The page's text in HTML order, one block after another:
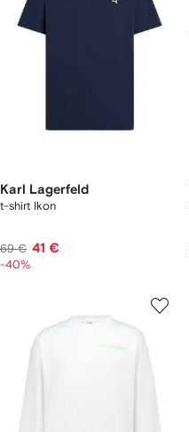
Karl Lagerfeld
t-shirt Ikon
69 € 41 €
-40%